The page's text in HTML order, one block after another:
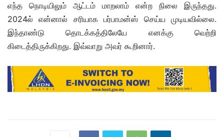
எந்த நொடியிலும் ஆட்டம் மாறலாம் என்ற நிலை இருந்தது.
2024ல் என்னால் சரியாக பர்பாமன்ஸ் செய்ய முடியவில்லை.
இந்தாண்டு தொடக்கத்திலேயே எனக்கு வெற்றி
கிடைத்திருக்கிறது. இவ்வாறு அவர் கூறினார்.